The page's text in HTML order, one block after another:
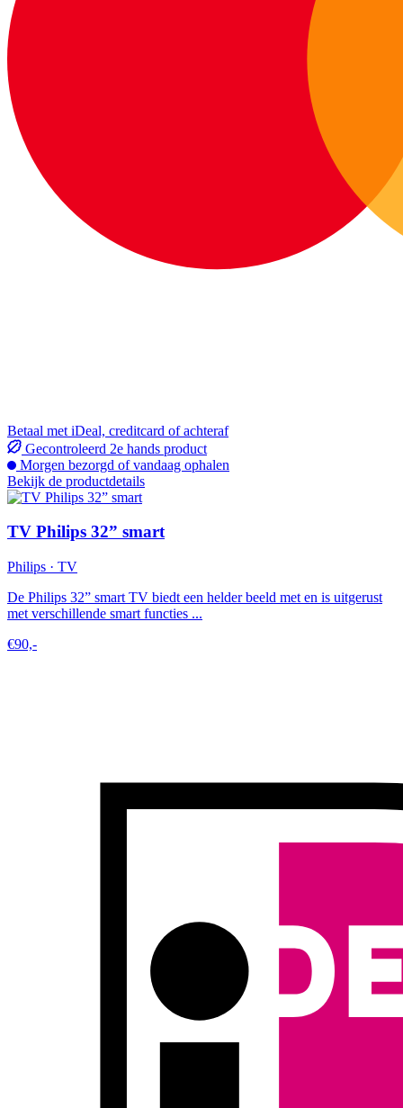
Betaal met iDeal, creditcard of achteraf
Gecontroleerd 2e hands product
Morgen bezorgd of vandaag ophalen
Bekijk de productdetails
TV Philips 32” smart
Philips · TV
De Philips 32” smart TV biedt een helder beeld met en is uitgerust
met verschillende smart functies ...
€90,-